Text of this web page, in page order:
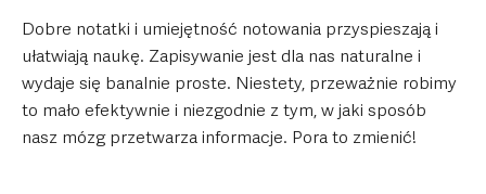
Dobre notatki i umiejętność notowania przyspieszają i
ułatwiają naukę. Zapi­sy­wa­nie jest dla nas natu­ralne i
wydaje się banal­nie pro­ste. Nie­stety, prze­waż­nie robimy
to mało efek­tyw­nie i niezgodnie z tym, w jaki sposób
nasz mózg przetwarza informacje. Pora to zmienić!